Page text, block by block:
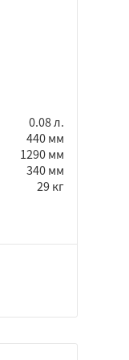
0.08 л.
440 мм
1290 мм
340 мм
29 кг